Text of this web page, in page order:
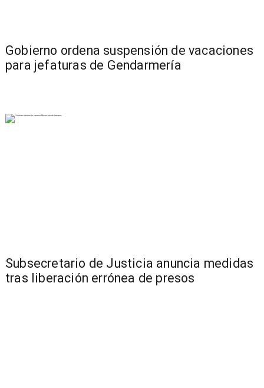
Gobierno ordena suspensión de vacaciones
para jefaturas de Gendarmería
Subsecretario de Justicia anuncia medidas
tras liberación errónea de presos